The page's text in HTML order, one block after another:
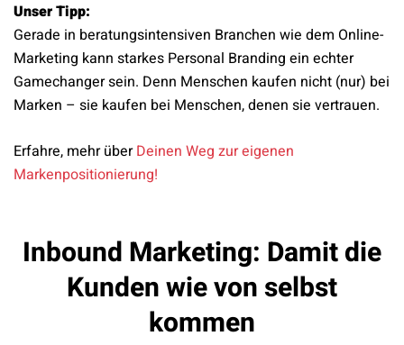
Unser Tipp:
Gerade in beratungsintensiven Branchen wie dem Online-
Marketing kann starkes Personal Branding ein echter
Gamechanger sein. Denn Menschen kaufen nicht (nur) bei
Marken – sie kaufen bei Menschen, denen sie vertrauen.
Erfahre, mehr überDeinen Weg zur eigenen
Markenpositionierung!
Inbound Marketing: Damit die
Kunden wie von selbst
kommen